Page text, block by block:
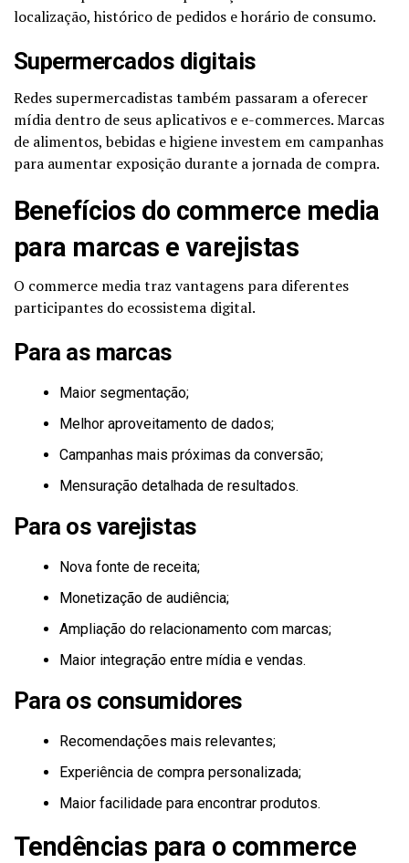
localização, histórico de pedidos e horário de consumo.
Supermercados digitais
Redes supermercadistas também passaram a oferecer
mídia dentro de seus aplicativos e e-commerces. Marcas
de alimentos, bebidas e higiene investem em campanhas
para aumentar exposição durante a jornada de compra.
Benefícios do commerce media
para marcas e varejistas
O commerce media traz vantagens para diferentes
participantes do ecossistema digital.
Para as marcas
Maior segmentação;
Melhor aproveitamento de dados;
Campanhas mais próximas da conversão;
Mensuração detalhada de resultados.
Para os varejistas
Nova fonte de receita;
Monetização de audiência;
Ampliação do relacionamento com marcas;
Maior integração entre mídia e vendas.
Para os consumidores
Recomendações mais relevantes;
Experiência de compra personalizada;
Maior facilidade para encontrar produtos.
Tendências para o commerce